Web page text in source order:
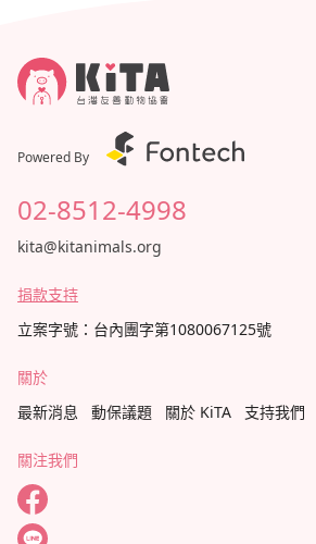
Powered By
02-8512-4998
kita@kitanimals.org
捐款支持
立案字號：台內團字第1080067125號
關於
最新消息
動保議題 關於 KiTA 支持我們
關注我們